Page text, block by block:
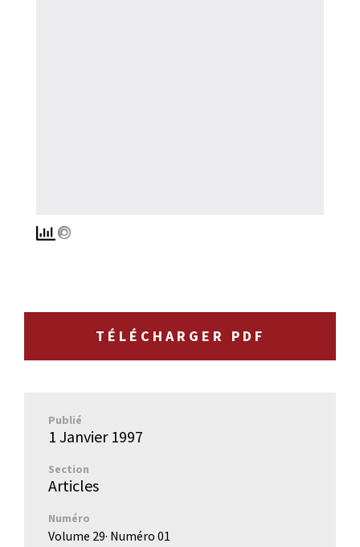
TÉLÉCHARGER PDF
Publié
1 Janvier 1997
Section
Articles
Numéro
Volume 29· Numéro 01